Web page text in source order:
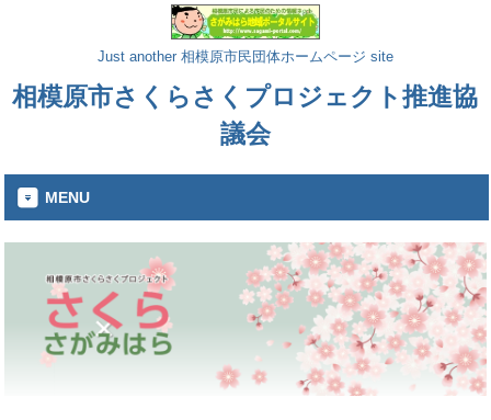
Just another 相模原市民団体ホームページ site
相模原市さくらさくプロジェクト推進協
議会
MENU